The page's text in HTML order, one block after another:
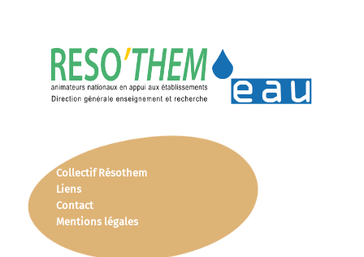
Collectif Résothem
Liens
Contact
Mentions légales